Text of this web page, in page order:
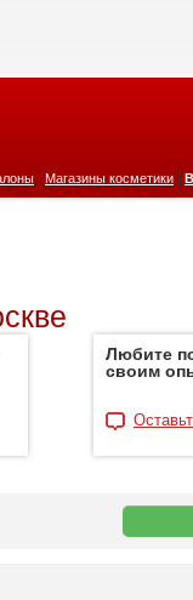
Магазины косметики
Любите
своим